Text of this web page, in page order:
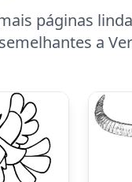
páginas
a